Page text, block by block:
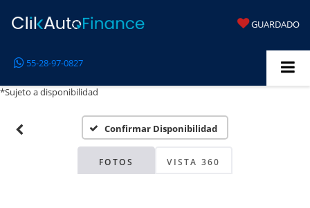
GUARDADO
55-28-97-0827
*Sujeto a disponibilidad
Confirmar Disponibilidad
FOTOS VISTA 360
Disponibles
Por favor, revise luego